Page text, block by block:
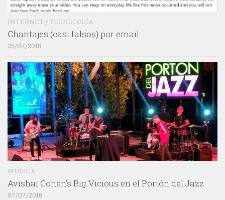
INTERNET / TECNOLOGÍA
Chantajes (casi falsos) por email
25/07/2018
MÚSICA
Avishai Cohen’s Big Vicious en el Portón del Jazz
07/07/2018